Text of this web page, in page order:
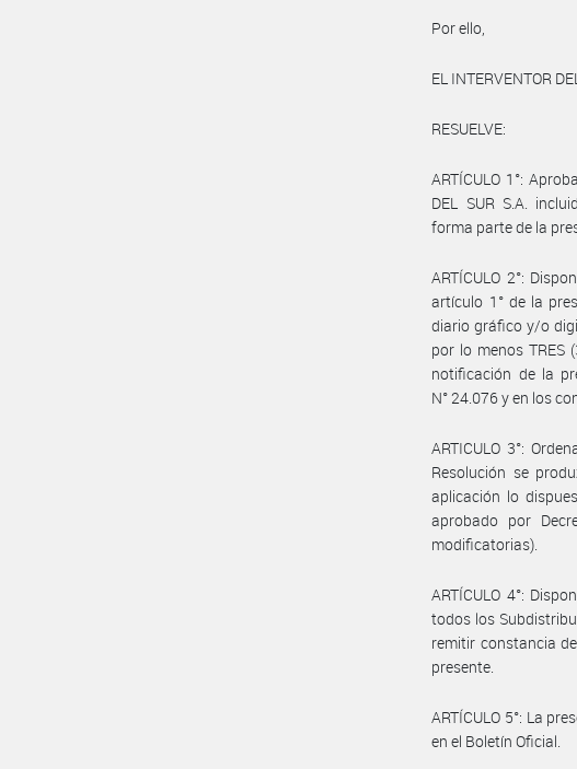
Por ello,
EL INTERVENTOR
RESUELVE:
ARTÍCULO 1°:
DEL SUR S.A.
forma parte de la
ARTÍCULO 2°:
artículo 1° de la
diario gráfico y/o
por lo menos TRES
notificación de la
N° 24.076 y en los
ARTICULO 3°:
Resolución se
aplicación lo
aprobado por
modificatorias).
ARTÍCULO 4°:
todos los
remitir constancia
presente.
ARTÍCULO 5°: La
en el Boletín Oficial.